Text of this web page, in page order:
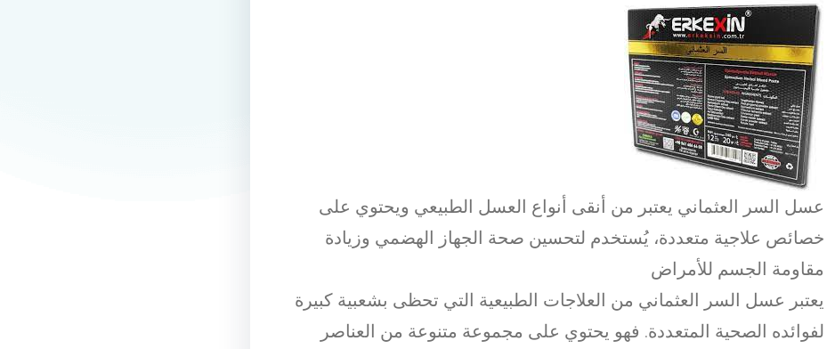
عسل السر العثماني يعتبر من أنقى أنواع العسل الطبيعي ويحتوي على
خصائص علاجية متعددة، يُستخدم لتحسين صحة الجهاز الهضمي وزيادة
مقاومة الجسم للأمراض
يعتبر عسل السر العثماني من العلاجات الطبيعية التي تحظى بشعبية كبيرة
لفوائده الصحية المتعددة. فهو يحتوي على مجموعة متنوعة من العناصر